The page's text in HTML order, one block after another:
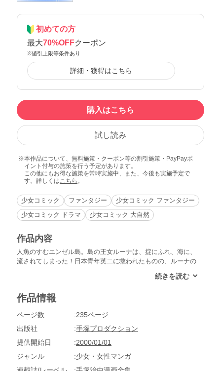
初めての方
最大70%OFFクーポン
※値引上限等条件あり
詳細・獲得はこちら
購入はこちら
試し読み
本作品について、無料施策・クーポン等の割引施策・PayPayポ
イント付与の施策を行う予定があります。
この他にもお得な施策を常時実施中、また、今後も実施予定で
す。詳しくはこちら 。
少女コミック ファンタジー
少女コミック ファンタジー
少女コミック ドラマ
少女コミック 大自然
作品内容
人魚のすむエンゼル島。島の王女ルーナは、掟にふれ、海に、
流されてしまった！日本青年英二に救われたものの、ルーナの
作品情報
ページ数
235ページ
出版社
手塚プロダクション
提供開始日
2000/01/01
ジャンル
少女・女性マンガ